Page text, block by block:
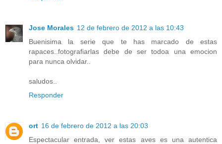
Jose Morales 12 de febrero de 2012 a las 10:43
Buenisima la serie que te has marcado de estas
rapaces..fotografiarlas debe de ser todoa una emocion
para nunca olvidar..
saludos..
Responder
ort 16 de febrero de 2012 a las 20:03
Espectacular entrada, ver estas aves es una autentica